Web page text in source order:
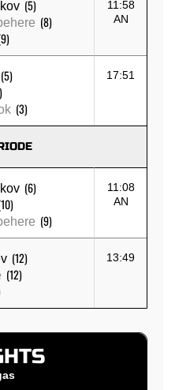
(5)
(8)
11:58
AN
(5)
(3)
17:51
(6)
(9)
11:08
AN
(12)
(12)
13:49